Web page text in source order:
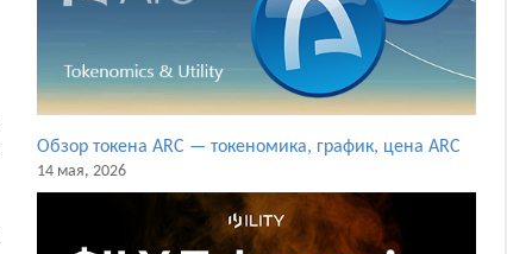
Обзор токена ARC — токеномика, график, цена ARC
14 мая, 2026